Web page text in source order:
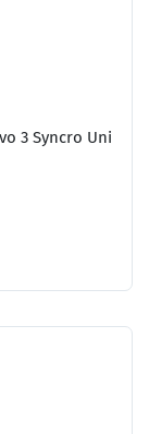
3 Syncro Uni